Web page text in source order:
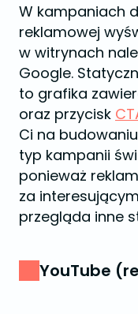
W kampaniach
reklamowej
w witrynach
Google.
to grafika
oraz przycisk
Ci na
typ kampanii
ponieważ
za
przegląda inne
YouTube